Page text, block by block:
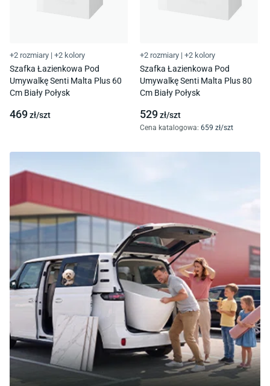
+2 rozmiary | +2 kolory
Szafka Łazienkowa Pod
Umywalkę Senti Malta Plus 60
Cm Biały Połysk
469zł/szt
+2 rozmiary | +2 kolory
Szafka Łazienkowa Pod
Umywalkę Senti Malta Plus 80
Cm Biały Połysk
529zł/szt
Cena katalogowa: 659 zł/szt